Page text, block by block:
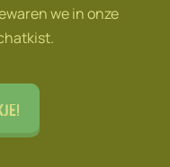
we in onze